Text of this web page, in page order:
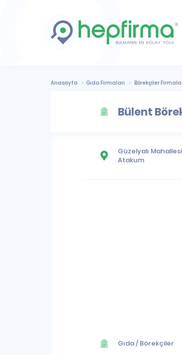
Anasayfa Gıda Firmaları Börekçiler
Bülent
Güzelyalı Mahallesi
Atakum
Gıda/ Börekçiler